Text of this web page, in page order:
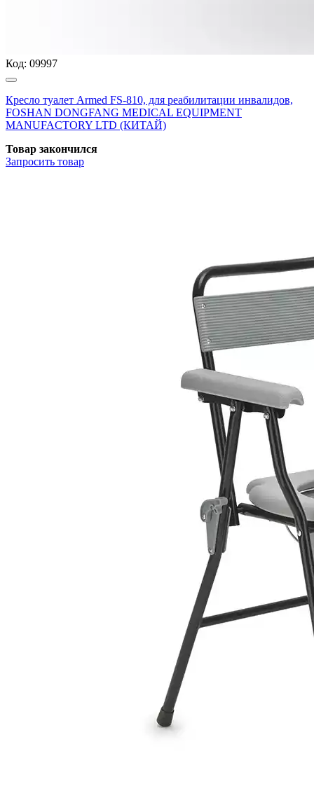
Код: 09997
Кресло туалет Armed FS-810, для реабилитации инвалидов,
FOSHAN DONGFANG MEDICAL EQUIPMENT
MANUFACTORY LTD (КИТАЙ)
Товар закончился
Запросить товар